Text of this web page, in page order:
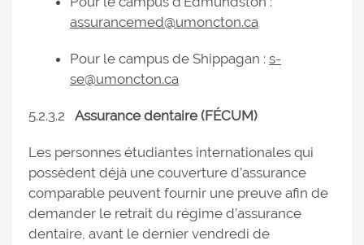
assurancemed@umoncton.ca
Pour le campus de Shippagan : s-
se@umoncton.ca
5.2.3.2 Assurance dentaire (FÉCUM)
Les personnes étudiantes internationales qui
possèdent déjà une couverture d’assurance
comparable peuvent fournir une preuve afin de
demander le retrait du régime d’assurance
dentaire, avant le dernier vendredi de